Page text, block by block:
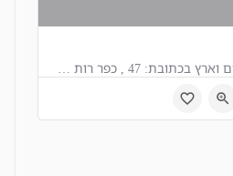
שם הגן: הגן הירוק שמיים וארץ בכתובת: 47 , כפר רות מידע קיים על הגן: